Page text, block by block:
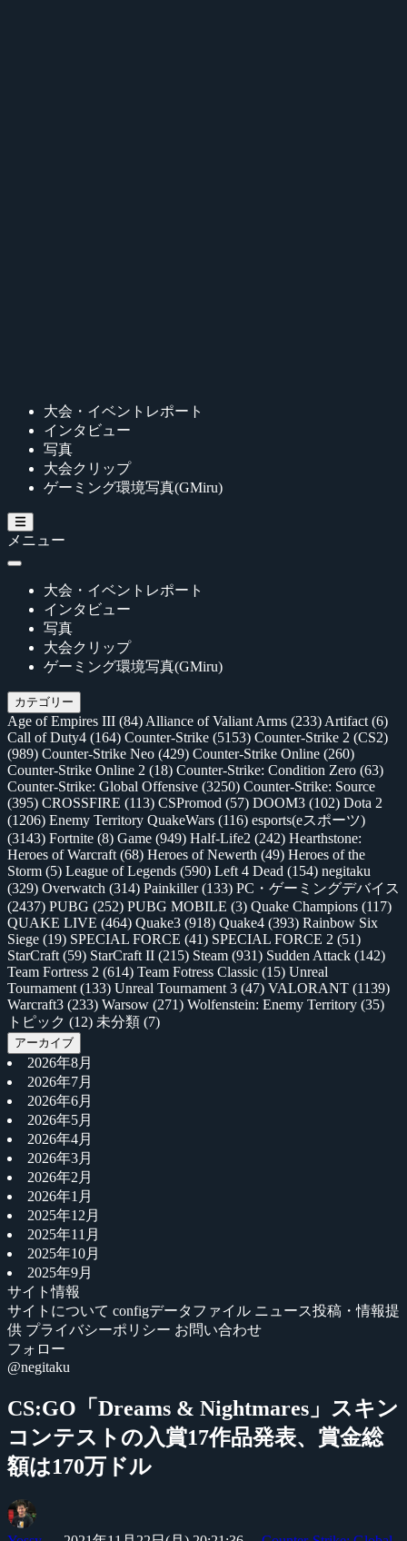
大会・イベントレポート
インタビュー
写真
大会クリップ
ゲーミング環境写真(GMiru)
メニュー
大会・イベントレポート
インタビュー
写真
大会クリップ
ゲーミング環境写真(GMiru)
カテゴリー
Age of Empires III (84) Alliance of Valiant Arms (233) Artifact (6)
Call of Duty4 (164) Counter-Strike (5153) Counter-Strike 2 (CS2)
(989) Counter-Strike Neo (429) Counter-Strike Online (260)
Counter-Strike Online 2 (18) Counter-Strike: Condition Zero (63)
Counter-Strike: Global Offensive (3250) Counter-Strike: Source
(395) CROSSFIRE (113) CSPromod (57) DOOM3 (102) Dota 2
(1206) Enemy Territory QuakeWars (116) esports(eスポーツ)
(3143) Fortnite (8) Game (949) Half-Life2 (242) Hearthstone:
Heroes of Warcraft (68) Heroes of Newerth (49) Heroes of the
Storm (5) League of Legends (590) Left 4 Dead (154) negitaku
(329) Overwatch (314) Painkiller(133) PC・ゲーミングデバイス
(2437) PUBG (252) PUBG MOBILE (3) Quake Champions (117)
QUAKE LIVE (464) Quake3 (918) Quake4 (393) Rainbow Six
Siege (19) SPECIAL FORCE (41) SPECIAL FORCE 2 (51)
StarCraft (59) StarCraft II (215) Steam (931) Sudden Attack (142)
Team Fortress 2 (614) Team Fotress Classic (15) Unreal
Tournament (133) Unreal Tournament 3 (47) VALORANT (1139)
Warcraft3 (233) Warsow (271) Wolfenstein: Enemy Territory (35)
トピック (12) 未分類 (7)
アーカイブ
2026年8月
2026年7月
2026年6月
2026年5月
2026年4月
2026年3月
2026年2月
2026年1月
2025年12月
2025年11月
2025年10月
2025年9月
サイト情報
サイトについて configデータファイル ニュース投稿・情報提
供 プライバシーポリシー お問い合わせ
フォロー
@negitaku
CS:GO「Dreams & Nightmares」スキン
コンテストの入賞17作品発表、賞金総
額は170万ドル